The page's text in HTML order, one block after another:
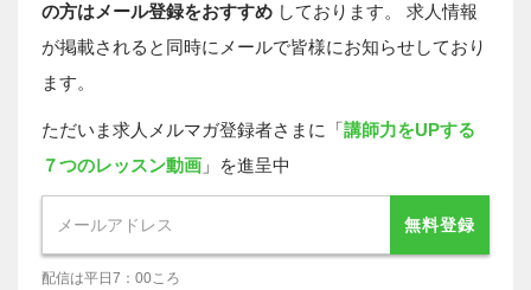
の方はメール登録をおすすめ しております。 求人情報
が掲載されると同時にメールで皆様にお知らせしており
ます。
ただいま求人メルマガ登録者さまに「 講師力をUPする
７つのレッスン動画 」を進呈中
無料登録
配信は平日7：00ころ